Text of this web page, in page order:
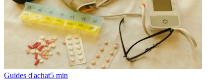
Guides d'achat5 min